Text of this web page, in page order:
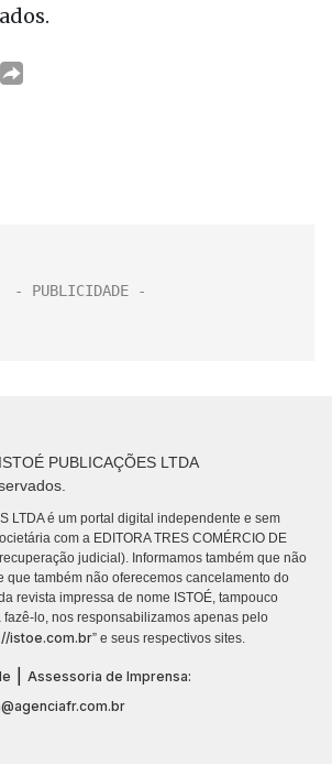
PUBLICAÇÕES LTDA
LTDA é um portal digital independente e sem
com a EDITORA TRES COMÉRCIO DE
judicial). Informamos também que não
que também não oferecemos cancelamento do
revista impressa de nome ISTOÉ, tampouco
lo, nos responsabilizamos apenas pelo
istoe.com.br” e seus respectivos sites.
Assessoria de Imprensa: